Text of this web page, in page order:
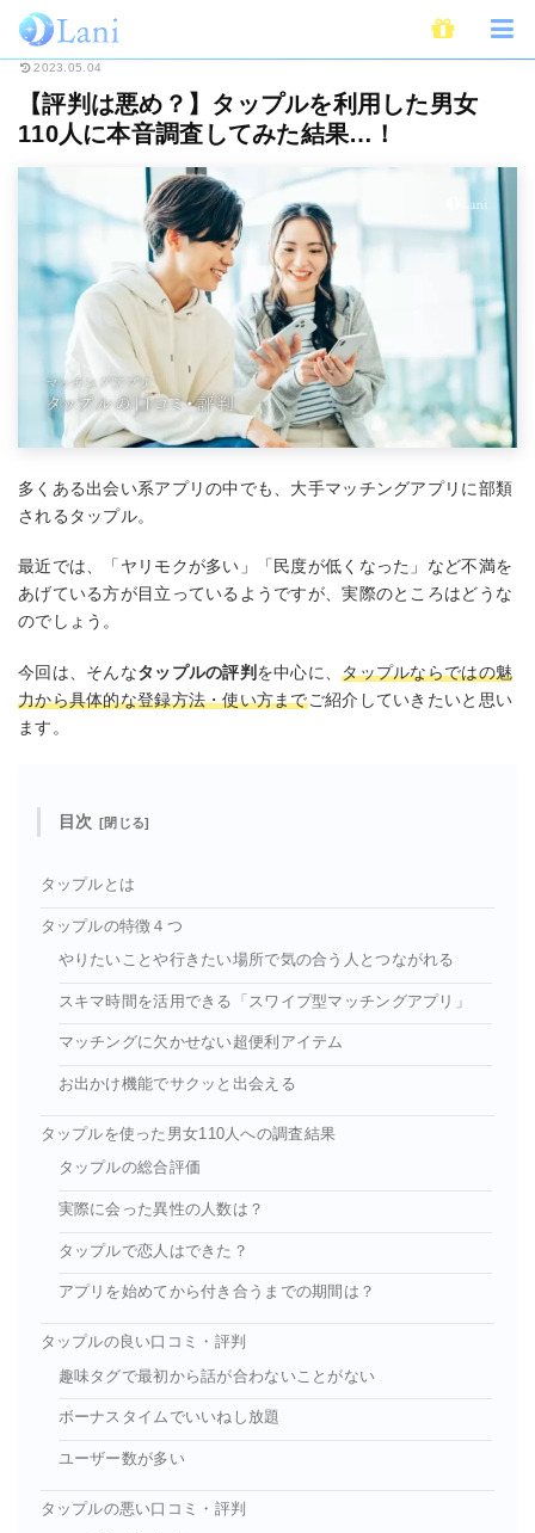
ホーム 恋愛 【評判は悪め？】タッ
2023.05.04
【評判は悪め？】タップルを利用した男女
110人に本音調査してみた結果…！
多くある出会い系アプリの中でも、大手マッチングアプリに部類
されるタップル。
最近では、「ヤリモクが多い」「民度が低くなった」など不満を
あげている方が目立っているようですが、実際のところはどうな
のでしょう。
今回は、そんなタップルの評判 を中心に、タップルならではの魅
力から具体的な登録方法・使い方までご紹介していきたいと思い
ます。
目次
タップルとは
タップルの特徴４つ
やりたいことや行きたい場所で気の合う人とつながれる
スキマ時間を活用できる「スワイプ型マッチングアプリ」
マッチングに欠かせない超便利アイテム
お出かけ機能でサクッと出会える
タップルを使った男女110人への調査結果
タップルの総合評価
実際に会った異性の人数は？
タップルで恋人はできた？
アプリを始めてから付き合うまでの期間は？
タップルの良い口コミ・評判
趣味タグで最初から話が合わないことがない
ボーナスタイムでいいねし放題
ユーザー数が多い
タップルの悪い口コミ・評判